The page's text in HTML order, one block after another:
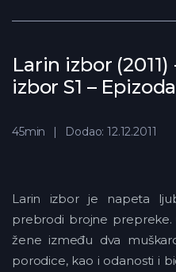
Larin izbor (2011)
izbor S1 –
45min Dodao: 12.12.2011
Larin izbor je napeta
prebrodi brojne
žene između dva
porodice, kao i odanosti i